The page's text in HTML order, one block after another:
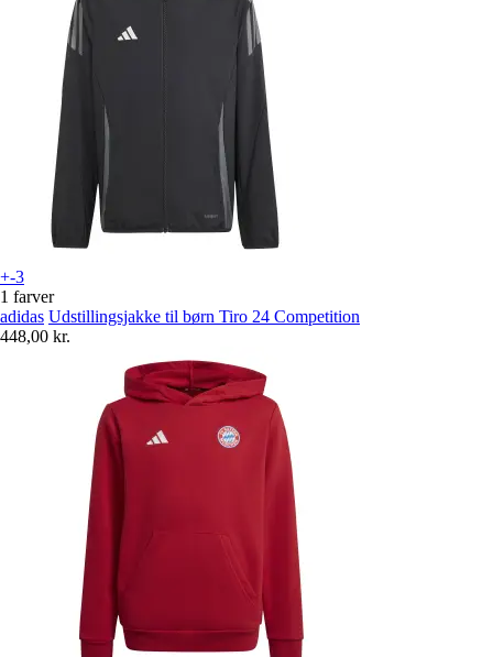
+-3
1 farver
adidas Udstillingsjakke til børn Tiro 24 Competition
448,00 kr.